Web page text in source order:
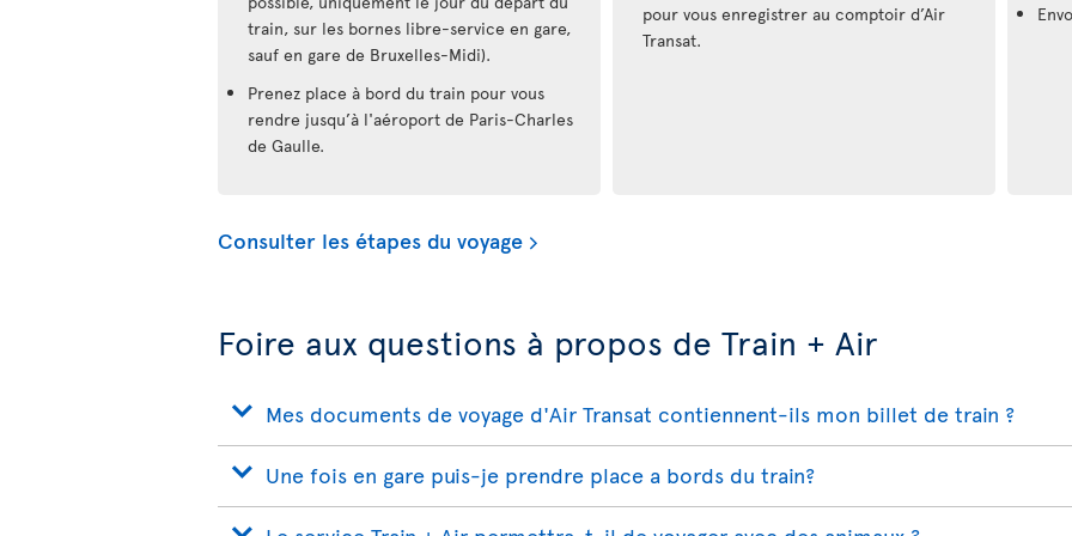
train, sur les bornes libre-service en gare,
sauf en gare de Bruxelles-Midi).
Prenez place à bord du train pour vous
rendre jusqu’à l'aéroport de Paris-Charles
de Gaulle.
pour vous enregistrer au comptoir d’Air
Transat.
Consulter les étapes du voyage
Foire aux questions à propos de Train + Air
Mes documents de voyage d'Air Transat contiennent-ils mon billet de train ?
Une fois en gare puis-je prendre place a bords du train?